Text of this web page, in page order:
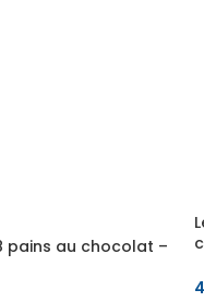
pains au chocolat –